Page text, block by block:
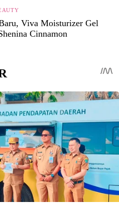
Viva Moisturizer Gel
Cinnamon